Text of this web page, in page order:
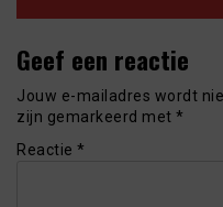
Geef een reactie
Jouw e-mailadres wordt
zijn gemarkeerd met *
Reactie *